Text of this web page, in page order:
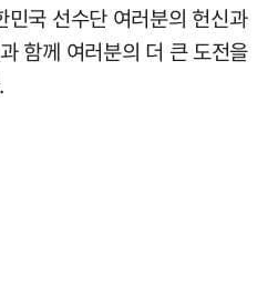
국 선수단 여러분의 헌신과
함께 여러분의 더 큰 도전을